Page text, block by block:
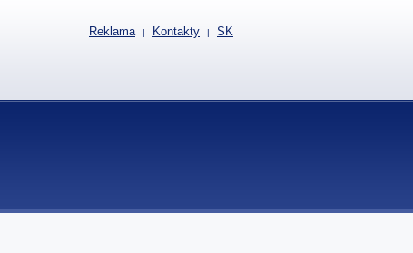
Reklama | Kontakty | SK